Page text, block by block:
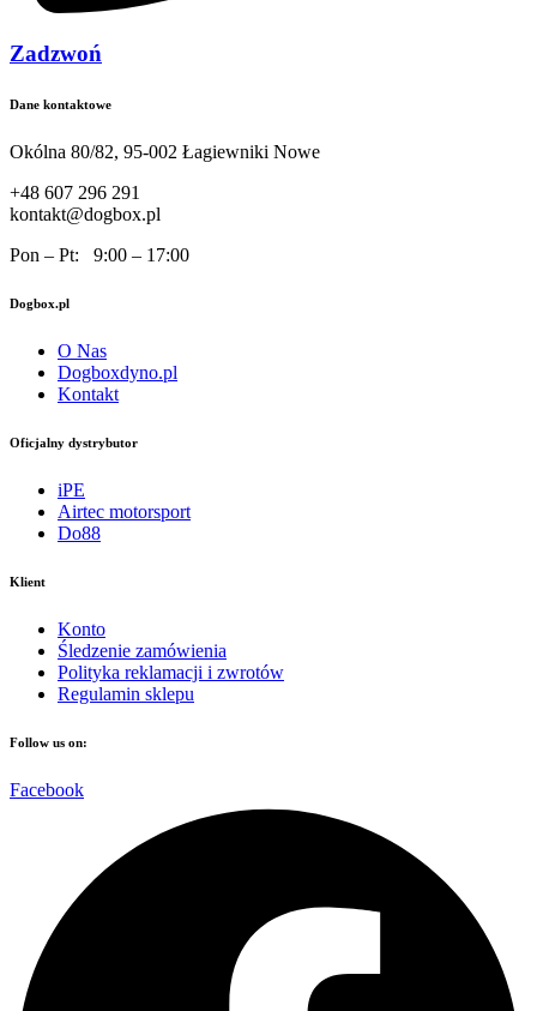
Zadzwoń
Dane kontaktowe
Okólna 80/82, 95-002 Łagiewniki Nowe
+48 607 296 291
kontakt@dogbox.pl
Pon – Pt: 9:00 – 17:00
Dogbox.pl
O Nas
Dogboxdyno.pl
Kontakt
Oficjalny dystrybutor
iPE
Airtec motorsport
Do88
Klient
Konto
Śledzenie zamówienia
Polityka reklamacji i zwrotów
Regulamin sklepu
Follow us on:
Facebook